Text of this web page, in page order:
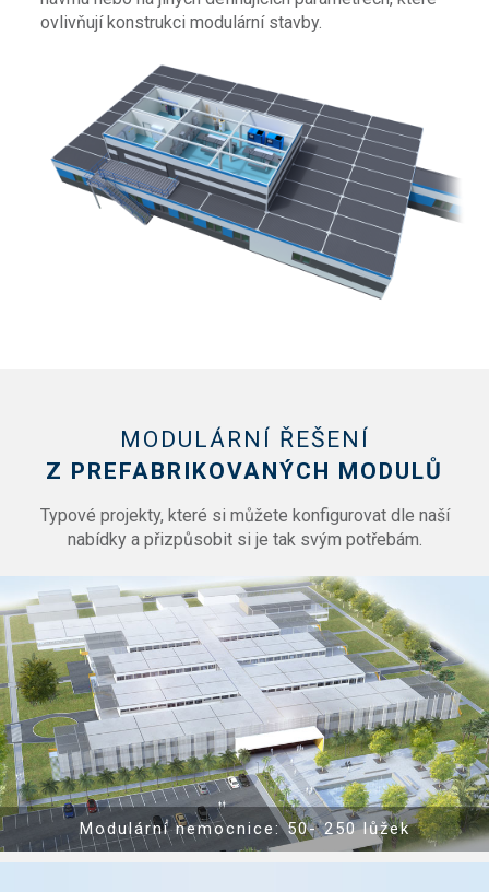
ovlivňují konstrukci modulární stavby.
MODULÁRNÍ ŘEŠENÍ
Z PREFABRIKOVANÝCH MODULŮ
Typové projekty, které si můžete konfigurovat dle naší
nabídky a přizpůsobit si je tak svým potřebám.
Modulární nemocnice: 50- 250 lůžek
Show PDF